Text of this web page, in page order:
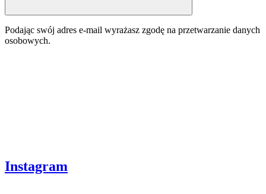
Podając swój adres e-mail wyrażasz zgodę na przetwarzanie danych
osobowych.
Instagram